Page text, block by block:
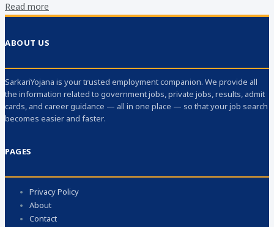
Read more
ABOUT US
SarkariYojana is your trusted employment companion. We provide all
the information related to government jobs, private jobs, results, admit
cards, and career guidance — all in one place — so that your job search
becomes easier and faster.
PAGES
Privacy Policy
About
Contact